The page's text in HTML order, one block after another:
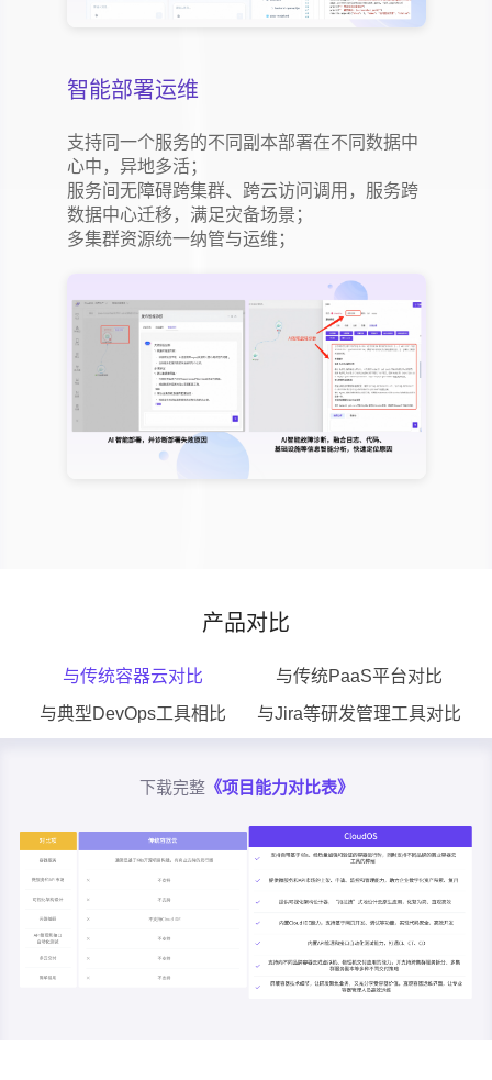
智能部署运维
支持同一个服务的不同副本部署在不同数据中
心中，异地多活；
服务间无障碍跨集群、跨云访问调用，服务跨
数据中心迁移，满足灾备场景；
多集群资源统一纳管与运维；
产品对比
与传统容器云对比
与传统PaaS平台对比
与典型DevOps工具相比
与Jira等研发管理工具对比
下载完整《项目能力对比表》